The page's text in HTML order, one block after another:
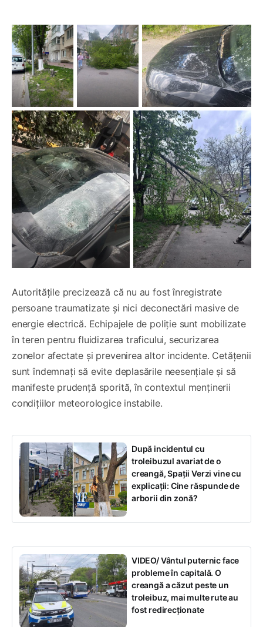
Autoritățile precizează că nu au fost înregistrate
persoane traumatizate și nici deconectări masive de
energie electrică. Echipajele de poliție sunt mobilizate
în teren pentru fluidizarea traficului, securizarea
zonelor afectate și prevenirea altor incidente. Cetățenii
sunt îndemnați să evite deplasările neesențiale și să
manifeste prudență sporită, în contextul menținerii
condițiilor meteorologice instabile.
După incidentul cu
troleibuzul avariat de o
creangă, Spații Verzi vine cu
explicații: Cine răspunde de
arborii din zonă?
VIDEO/ Vântul puternic face
probleme în capitală. O
creangă a căzut peste un
troleibuz, mai multe rute au
fost redirecționate